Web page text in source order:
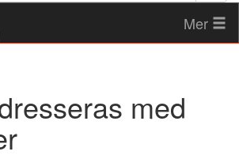
Mer
med